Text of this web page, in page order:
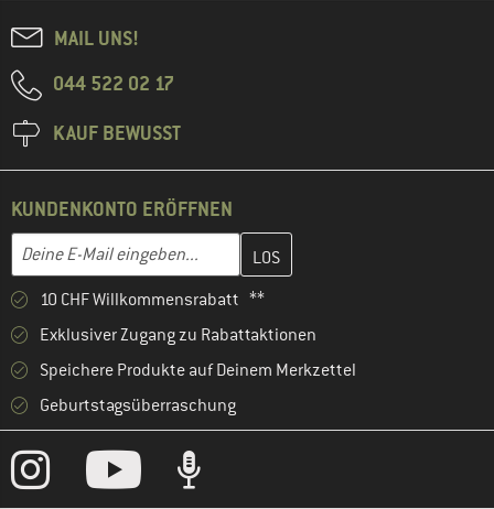
MAIL UNS!
044 522 02 17
KAUF BEWUSST
KUNDENKONTO ERÖFFNEN
E-Mail-Adresse
Gib hier deine E-Mail-Adresse ein und erstelle im nächsten
10 CHF Willkommensrabatt **
Exklusiver Zugang zu Rabattaktionen
Speichere Produkte auf Deinem Merkzettel
Geburtstagsüberraschung